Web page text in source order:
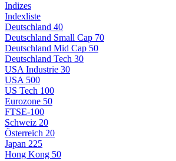
Indizes
Indexliste
Deutschland 40
Deutschland Small Cap 70
Deutschland Mid Cap 50
Deutschland Tech 30
USA Industrie 30
USA 500
US Tech 100
Eurozone 50
FTSE-100
Schweiz 20
Österreich 20
Japan 225
Hong Kong 50